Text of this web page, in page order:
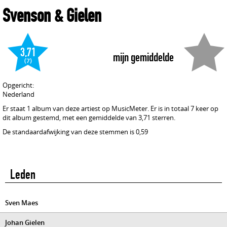
Svenson & Gielen
mijn gemiddelde
3,71
(7)
Opgericht:
Nederland
Er staat 1 album van deze artiest op MusicMeter. Er is in totaal 7 keer op
dit album gestemd, met een gemiddelde van 3,71 sterren.
De standaardafwijking van deze stemmen is 0,59
Leden
Sven Maes
Johan Gielen